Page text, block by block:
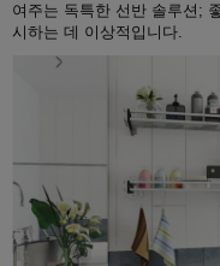
여주는 독특한 선반 솔루션;
시하는 데 이상적입니다.